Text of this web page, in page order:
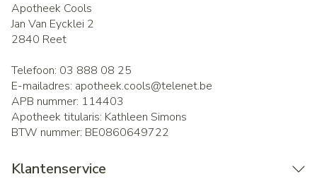
Apotheek Cools
Jan Van Eycklei 2
2840 Reet
Telefoon: 03 888 08 25
E-mailadres: apotheek.cools@telenet.be
APB nummer: 114403
Apotheek titularis: Kathleen Simons
BTW nummer: BE0860649722
Klantenservice